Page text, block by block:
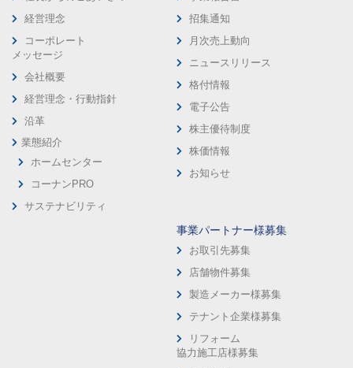
経営理念
コーポレート
メッセージ
会社概要
経営理念・行動指針
沿革
業態紹介
ホームセンター
コーナンPRO
サステナビリティ
招集通知
月次売上動向
ニュースリリース
格付情報
電子公告
株主優待制度
株価情報
お知らせ
事業パートナー様募集
お取引先募集
店舗物件募集
製造メーカー様募集
テナント企業様募集
リフォーム
協力施工店様募集